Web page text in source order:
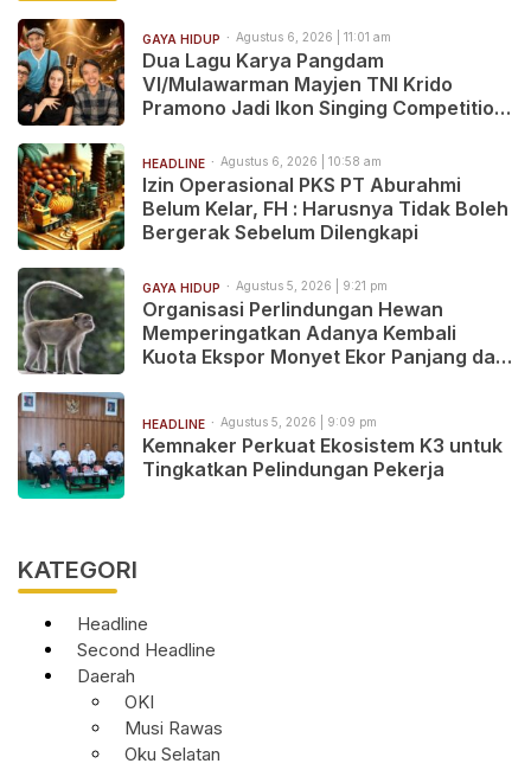
GAYA HIDUP Agustus 6, 2026 | 11:01 am
Dua Lagu Karya Pangdam
VI/Mulawarman Mayjen TNI Krido
Pramono Jadi Ikon Singing Competition
HEADLINE Agustus 6, 2026 | 10:58 am
Izin Operasional PKS PT Aburahmi
Belum Kelar, FH : Harusnya Tidak Boleh
Bergerak Sebelum Dilengkapi
GAYA HIDUP Agustus 5, 2026 | 9:21 pm
Organisasi Perlindungan Hewan
Memperingatkan Adanya Kembali
Kuota Ekspor Monyet Ekor Panjang dari
HEADLINE Agustus 5, 2026 | 9:09 pm
Kemnaker Perkuat Ekosistem K3 untuk
Tingkatkan Pelindungan Pekerja
KATEGORI
Headline
Second Headline
Daerah
OKI
Musi Rawas
Oku Selatan